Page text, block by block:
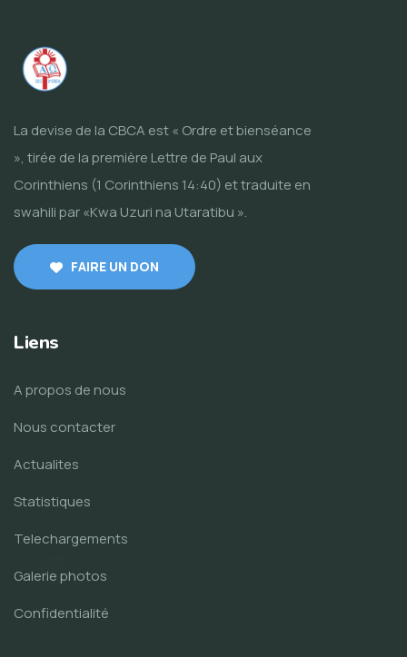
La devise de la CBCA est « Ordre et bienséance
», tirée de la première Lettre de Paul aux
Corinthiens (1 Corinthiens 14:40) et traduite en
swahili par «Kwa Uzuri na Utaratibu ».
FAIRE UN DON
Liens
A propos de nous
Nous contacter
Actualites
Statistiques
Telechargements
Galerie photos
Confidentialité